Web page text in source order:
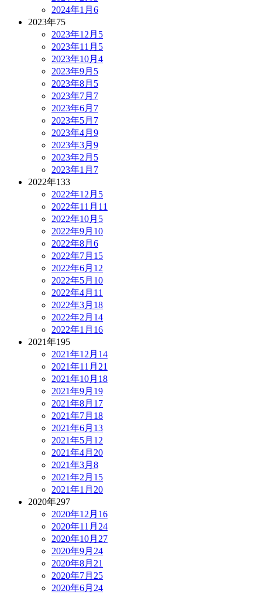
2024年1月 6
2023年75
2023年12月 5
2023年11月 5
2023年10月 4
2023年9月 5
2023年8月 5
2023年7月 7
2023年6月 7
2023年5月 7
2023年4月 9
2023年3月 9
2023年2月 5
2023年1月 7
2022年133
2022年12月 5
2022年11月 11
2022年10月 5
2022年9月 10
2022年8月 6
2022年7月 15
2022年6月 12
2022年5月 10
2022年4月 11
2022年3月 18
2022年2月 14
2022年1月 16
2021年195
2021年12月 14
2021年11月 21
2021年10月 18
2021年9月 19
2021年8月 17
2021年7月 18
2021年6月 13
2021年5月 12
2021年4月 20
2021年3月 8
2021年2月 15
2021年1月 20
2020年297
2020年12月 16
2020年11月 24
2020年10月 27
2020年9月 24
2020年8月 21
2020年7月 25
2020年6月 24